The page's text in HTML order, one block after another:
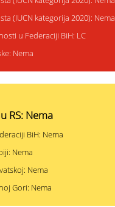
(IUCN kategorija 2020): Nema
u Federaciji BiH: LC
Nema
RS: Nema
BiH: Nema
Nema
Nema
Gori: Nema